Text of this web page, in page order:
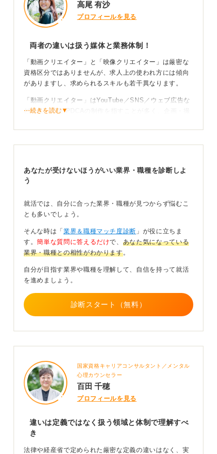
高尾 有沙
プロフィールを見る
両者の違いは扱う媒体と業務体制！
「動画クリエイター」と「映像クリエイター」は厳密な
資格区分ではありませんが、求人上の使われ方には傾向
がありますし、求められるスキルも若干異なります。
「動画クリエイター」はYouTube／SNS／ウェブ広告な
ど短尺・高速 PDCAの制作を指すことが多く、企画・撮
貫できる人材が好まれます。
一方、「映像クリエイター」は映画・TV 番組・CM・企
ィングなどの職能分化が進みます。
ポートフォリオは媒体に合わせて設計しよう！
応募するときは、ポートフォリオの設計を媒体に合わせ
て変え、動画領域なら尺30～90秒の成果物とKPI改善の
説明、映像領域なら役割の明示と画作りの意図・工程を
どちらもストーリーテリングと構図・光・音・テンポの
画づくりの基礎は共通で、最初はどちらかに軸足を置き
0
⋯続きを読む▼
あなたが受けないほうがいい業界・職種を診断しよ
う
就活では、自分に合った業界・職種が見つからず悩むこ
とも多いでしょう。
そんな時は「 業界＆職種マッチ度診断 」が役に立ちま
す。簡単な質問に答えるだけで、 あなた気になっている
業界・職種との相性がわかります。
自分が目指す業界や職種を理解して、自信を持って就活
を進めましょう。
診断スタート（無料）
国家資格キャリアコンサルタント／メンタル
心理カウンセラー
百田 千穂
プロフィールを見る
違いは定義ではなく扱う領域と体制で理解すべ
き
法律や経産省で定められた厳密な定義の違いはなく、実